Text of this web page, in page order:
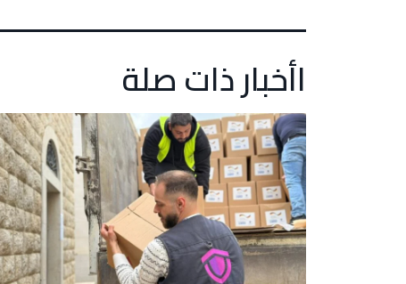
اأخبار ذات صلة